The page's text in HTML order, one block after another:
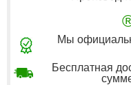
Мы
Бесплатная